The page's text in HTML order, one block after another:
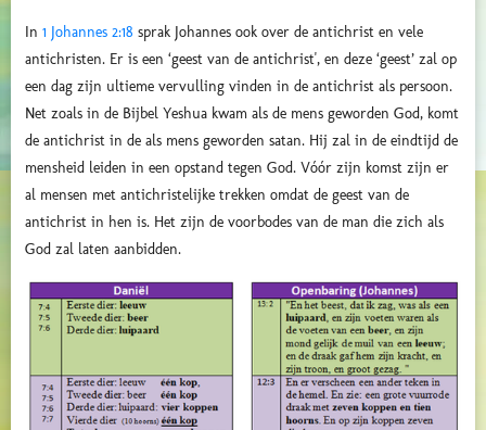
In 1 Johannes 2:18 sprak Johannes ook over de antichrist en vele
antichristen. Er is een ‘geest van de antichrist', en deze ‘geest’ zal op
een dag zijn ultieme vervulling vinden in de antichrist als persoon.
Net zoals in de Bijbel Yeshua kwam als de mens geworden God, komt
de antichrist in de als mens geworden satan. Hij zal in de eindtijd de
mensheid leiden in een opstand tegen God. Vóór zijn komst zijn er
al mensen met antichristelijke trekken omdat de geest van de
antichrist in hen is. Het zijn de voorbodes van de man die zich als
God zal laten aanbidden.